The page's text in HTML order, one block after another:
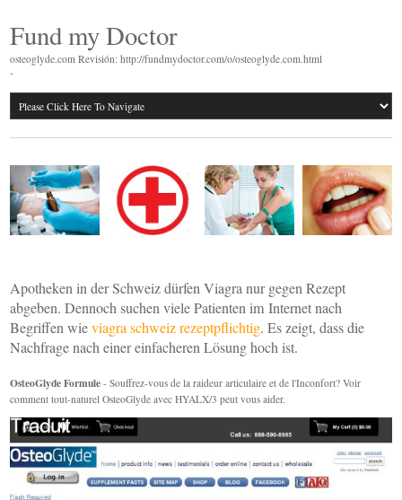
Fund my Doctor
osteoglyde.com Revisión: http://fundmydoctor.com/o/osteoglyde.com.html
-
Apotheken in der Schweiz dürfen Viagra nur gegen Rezept
abgeben. Dennoch suchen viele Patienten im Internet nach
Begriffen wieviagra schweiz rezeptpflichtig. Es zeigt, dass die
Nachfrage nach einer einfacheren Lösung hoch ist.
OsteoGlyde Formule- Souffrez-vous de la raideur articulaire et de l'Inconfort? Voir
comment tout-naturel OsteoGlyde avec HYALX/3 peut vous aider.